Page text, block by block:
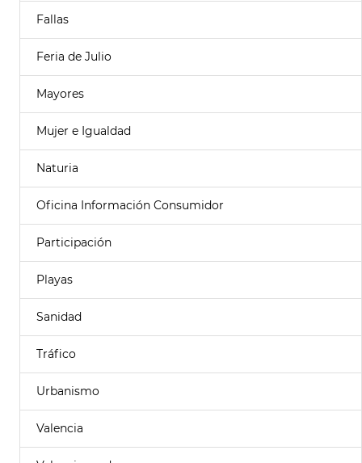
Fallas
Feria de Julio
Mayores
Mujer e Igualdad
Naturia
Oficina Información Consumidor
Participación
Playas
Sanidad
Tráfico
Urbanismo
Valencia